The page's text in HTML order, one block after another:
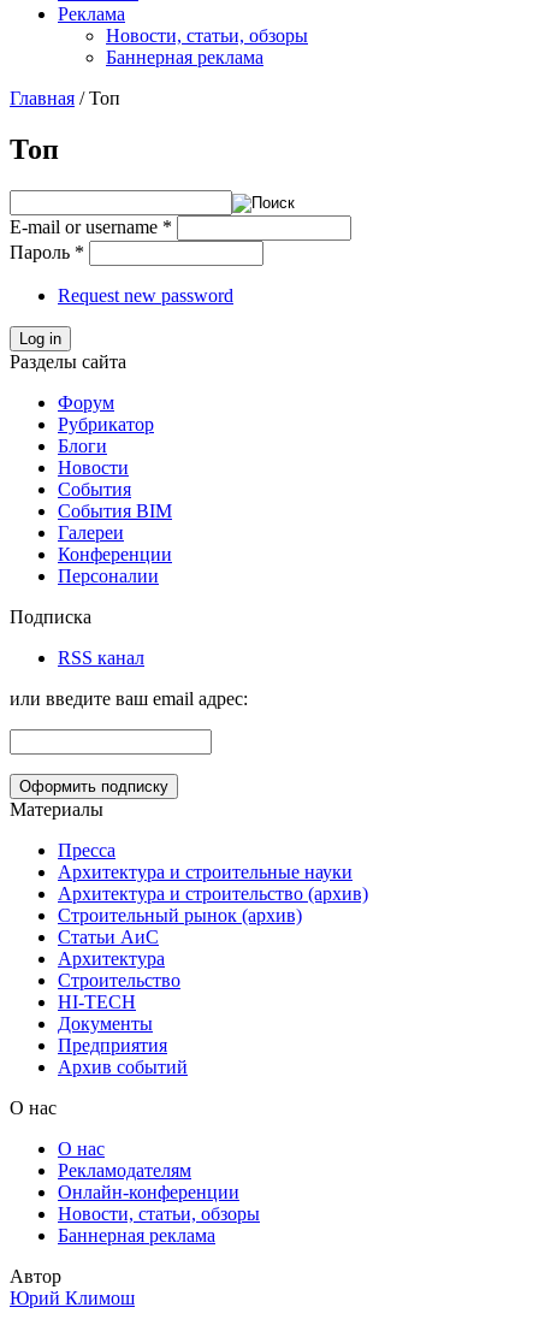
Реклама
Новости, статьи, обзоры
Баннерная реклама
Главная / Топ
Топ
E-mail or username *
Пароль *
Request new password
Log in
Разделы сайта
Форум
Рубрикатор
Блоги
Новости
События
События BIM
Галереи
Конференции
Персоналии
Подписка
RSS канал
или введите ваш email адрес:
Материалы
Пресса
Архитектура и строительные науки
Архитектура и строительство (архив)
Строительный рынок (архив)
Статьи АиС
Архитектура
Строительство
HI-TECH
Документы
Предприятия
Архив событий
О нас
О нас
Рекламодателям
Онлайн-конференции
Новости, статьи, обзоры
Баннерная реклама
Автор
Юрий Климош